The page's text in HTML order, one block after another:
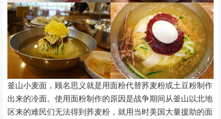
釜山小麦面，顾名思义就是用面粉代替荞麦粉或土豆粉制作
出来的冷面。使用面粉制作的原因是战争期间从釜山以北地
区来的难民们无法得到荞麦粉，就用当时美国大量援助的面